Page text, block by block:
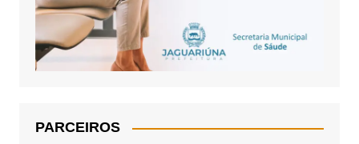
PARCEIROS